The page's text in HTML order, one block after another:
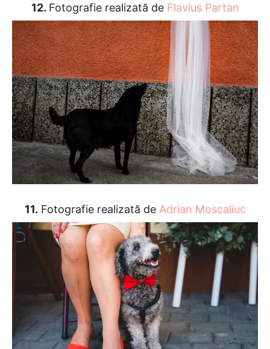
12. Fotografie realizată de Flavius Partan
11. Fotografie realizată de Adrian Moscaliuc